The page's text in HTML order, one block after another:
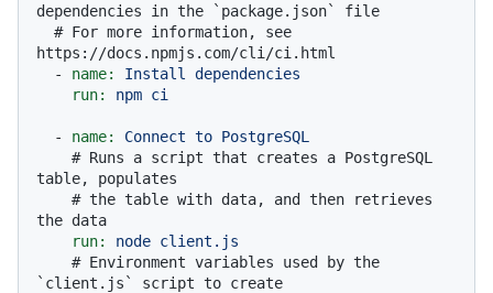
dependencies in the `package.json` file
# For more information, see
https://docs.npmjs.com/cli/ci.html
-
name: Install
dependencies
run:
npm ci
- name: Connect to PostgreSQL
# Runs a script that creates a PostgreSQL
table, populates
# the table with data, and then retrieves
the data
run:
node client.js
# Environment variables used by the
`client.js` script to create